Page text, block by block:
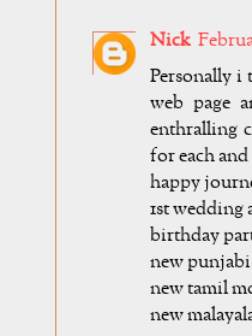
Nick
Personally i
web page
enthralling
for each
happy
1st wedding
birthday
new
new tamil
new